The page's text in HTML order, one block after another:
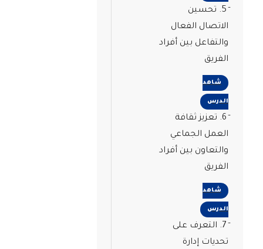
5. تحسين
الاتصال الفعال
والتفاعل بين أفراد
الفريق
شاهد
الدرس
6. تعزيز ثقافة
العمل الجماعي
والتعاون بين أفراد
الفريق
شاهد
الدرس
7. التعرف على
تحديات إدارة